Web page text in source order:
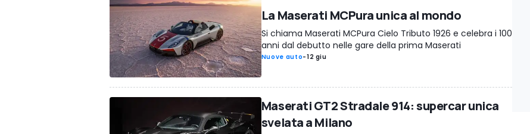
La Maserati MCPura unica al mondo
Si chiama Maserati MCPura Cielo Tributo 1926 e celebra i 100
anni dal debutto nelle gare della prima Maserati
Nuove auto-12 giu
Maserati GT2 Stradale 914: supercar unica
svelata a Milano